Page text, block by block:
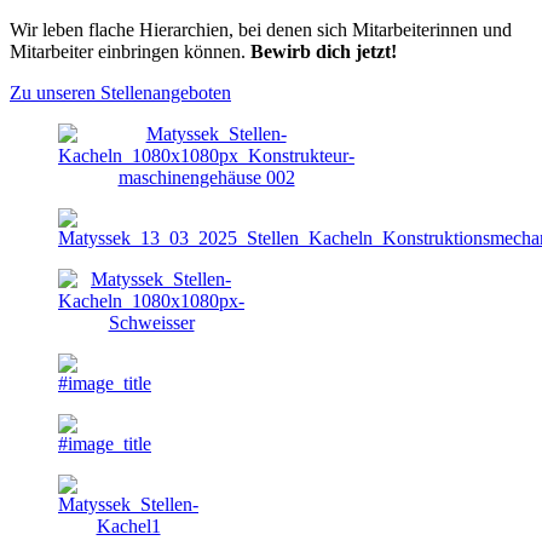
Wir leben flache Hierarchien, bei denen sich Mitarbeiterinnen und
Mitarbeiter einbringen können. Bewirb dich jetzt!
Zu unseren Stellenangeboten